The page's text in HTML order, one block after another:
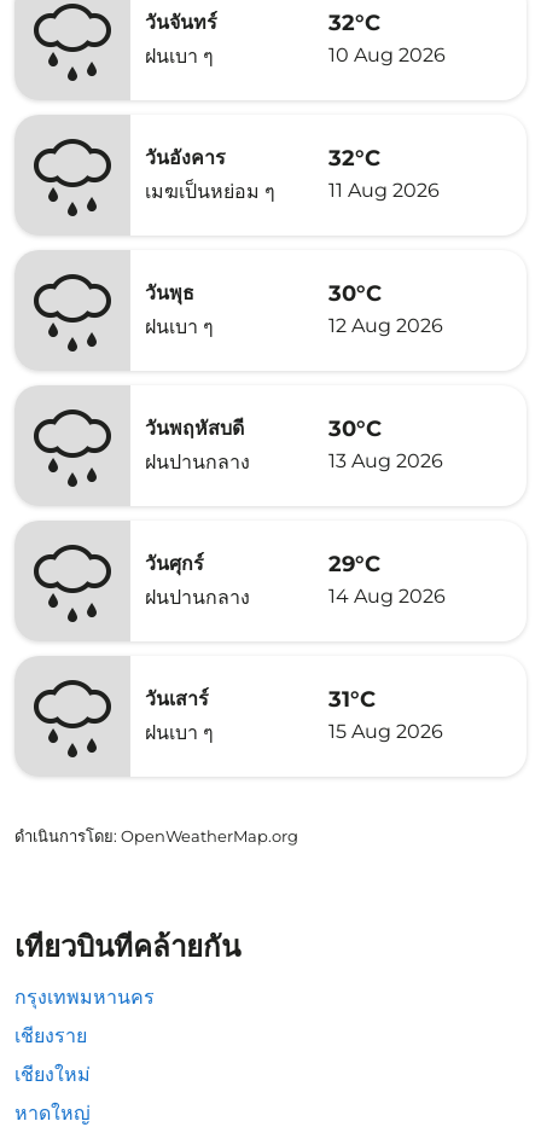
วันจันทร์
ฝนเบา ๆ
32°C
10 Aug 2026
วันอังคาร
เมฆเป็นหย่อม ๆ
32°C
11 Aug 2026
วันพุธ
ฝนเบา ๆ
30°C
12 Aug 2026
วันพฤหัสบดี
ฝนปานกลาง
30°C
13 Aug 2026
วันศุกร์
ฝนปานกลาง
29°C
14 Aug 2026
วันเสาร์
ฝนเบา ๆ
31°C
15 Aug 2026
ดำเนินการโดย: OpenWeatherMap.org
เที่ยวบินที่คล้ายกัน
กรุงเทพมหานคร
เชียงราย
เชียงใหม่
หาดใหญ่